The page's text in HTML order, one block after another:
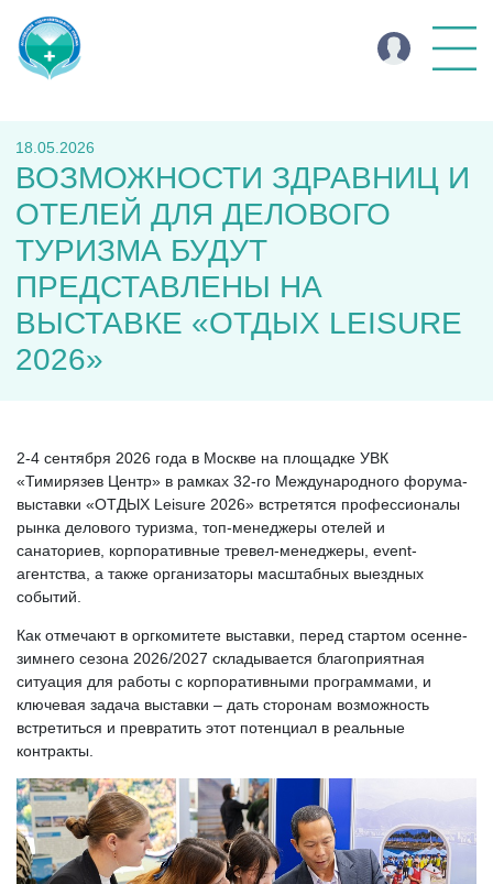
18.05.2026
ВОЗМОЖНОСТИ ЗДРАВНИЦ И
ОТЕЛЕЙ ДЛЯ ДЕЛОВОГО
ТУРИЗМА БУДУТ
ПРЕДСТАВЛЕНЫ НА
ВЫСТАВКЕ «ОТДЫХ LEISURE
2026»
2-4 сентября 2026 года в Москве на площадке УВК
«Тимирязев Центр» в рамках 32-го Международного форума-
выставки «ОТДЫХ Leisure 2026» встретятся профессионалы
рынка делового туризма, топ-менеджеры отелей и
санаториев, корпоративные тревел-менеджеры, event-
агентства, а также организаторы масштабных выездных
событий.
Как отмечают в оргкомитете выставки, перед стартом осенне-
зимнего сезона 2026/2027 складывается благоприятная
ситуация для работы с корпоративными программами, и
ключевая задача выставки – дать сторонам возможность
встретиться и превратить этот потенциал в реальные
контракты.